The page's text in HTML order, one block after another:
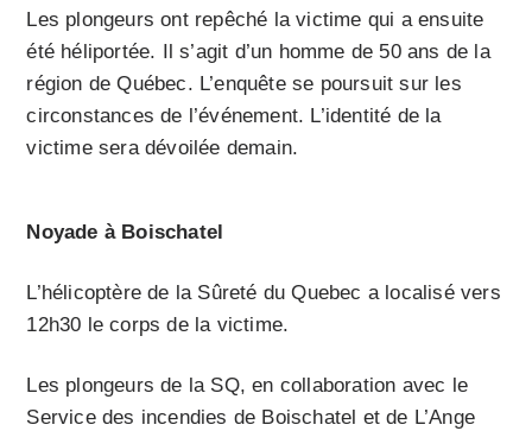
Les plongeurs ont repêché la victime qui a ensuite
été héliportée. Il s’agit d’un homme de 50 ans de la
région de Québec. L’enquête se poursuit sur les
circonstances de l’événement. L’identité de la
victime sera dévoilée demain.
Noyade à Boischatel
L’hélicoptère de la Sûreté du Quebec a localisé vers
12h30 le corps de la victime.
Les plongeurs de la SQ, en collaboration avec le
Service des incendies de Boischatel et de L’Ange